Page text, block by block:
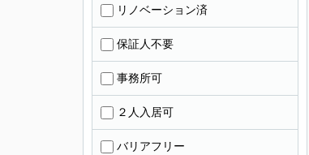
リノベーション済
保証人不要
事務所可
２人入居可
バリアフリー